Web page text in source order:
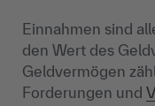
Einnahmen sind
den Wert des
Geldvermögen
Forderungen und